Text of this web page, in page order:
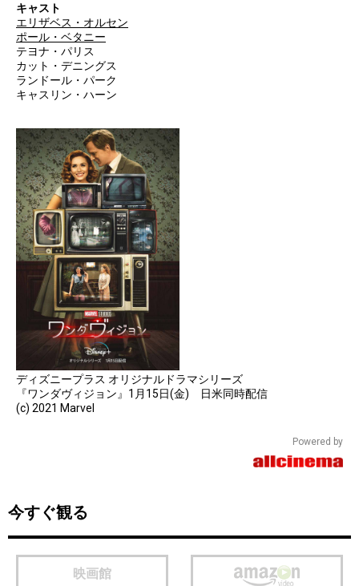
キャスト
エリザベス・オルセン
ポール・ベタニー
テヨナ・パリス
カット・デニングス
ランドール・パーク
キャスリン・ハーン
ディズニープラス オリジナルドラマシリーズ
『ワンダヴィジョン』1月15日(金) 日米同時配信
(c) 2021 Marvel
Powered by
今すぐ観る
映画館